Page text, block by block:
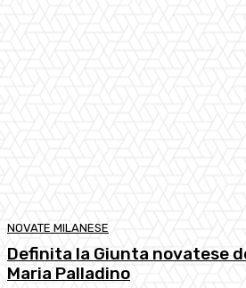
NOVATE MILANESE
Definita la Giunta novatese
Maria Palladino